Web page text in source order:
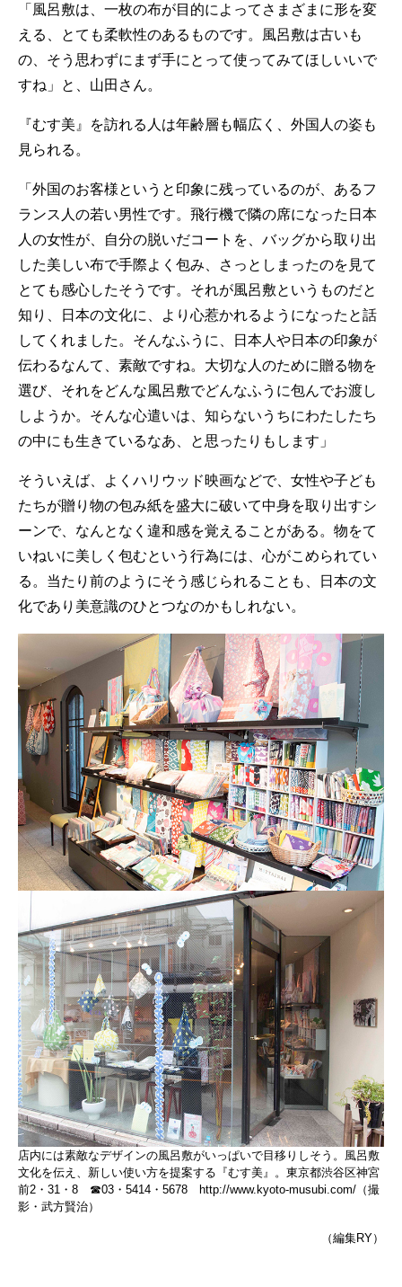
「風呂敷は、一枚の布が目的によってさまざまに形を変
える、とても柔軟性のあるものです。風呂敷は古いも
の、そう思わずにまず手にとって使ってみてほしいいで
すね」と、山田さん。
『むす美』を訪れる人は年齢層も幅広く、外国人の姿も
見られる。
「外国のお客様というと印象に残っているのが、あるフ
ランス人の若い男性です。飛行機で隣の席になった日本
人の女性が、自分の脱いだコートを、バッグから取り出
した美しい布で手際よく包み、さっとしまったのを見て
とても感心したそうです。それが風呂敷というものだと
知り、日本の文化に、より心惹かれるようになったと話
してくれました。そんなふうに、日本人や日本の印象が
伝わるなんて、素敵ですね。大切な人のために贈る物を
選び、それをどんな風呂敷でどんなふうに包んでお渡し
しようか。そんな心遣いは、知らないうちにわたしたち
の中にも生きているなあ、と思ったりもします」
そういえば、よくハリウッド映画などで、女性や子ども
たちが贈り物の包み紙を盛大に破いて中身を取り出すシ
ーンで、なんとなく違和感を覚えることがある。物をて
いねいに美しく包むという行為には、心がこめられてい
る。当たり前のようにそう感じられることも、日本の文
化であり美意識のひとつなのかもしれない。
店内には素敵なデザインの風呂敷がいっぱいで目移りしそう。風呂敷
文化を伝え、新しい使い方を提案する『むす美』。東京都渋谷区神宮
前2・31・8 ☎03・5414・5678
http://www.kyoto-musubi.com/ （撮
影・武方賢治）
（編集RY）